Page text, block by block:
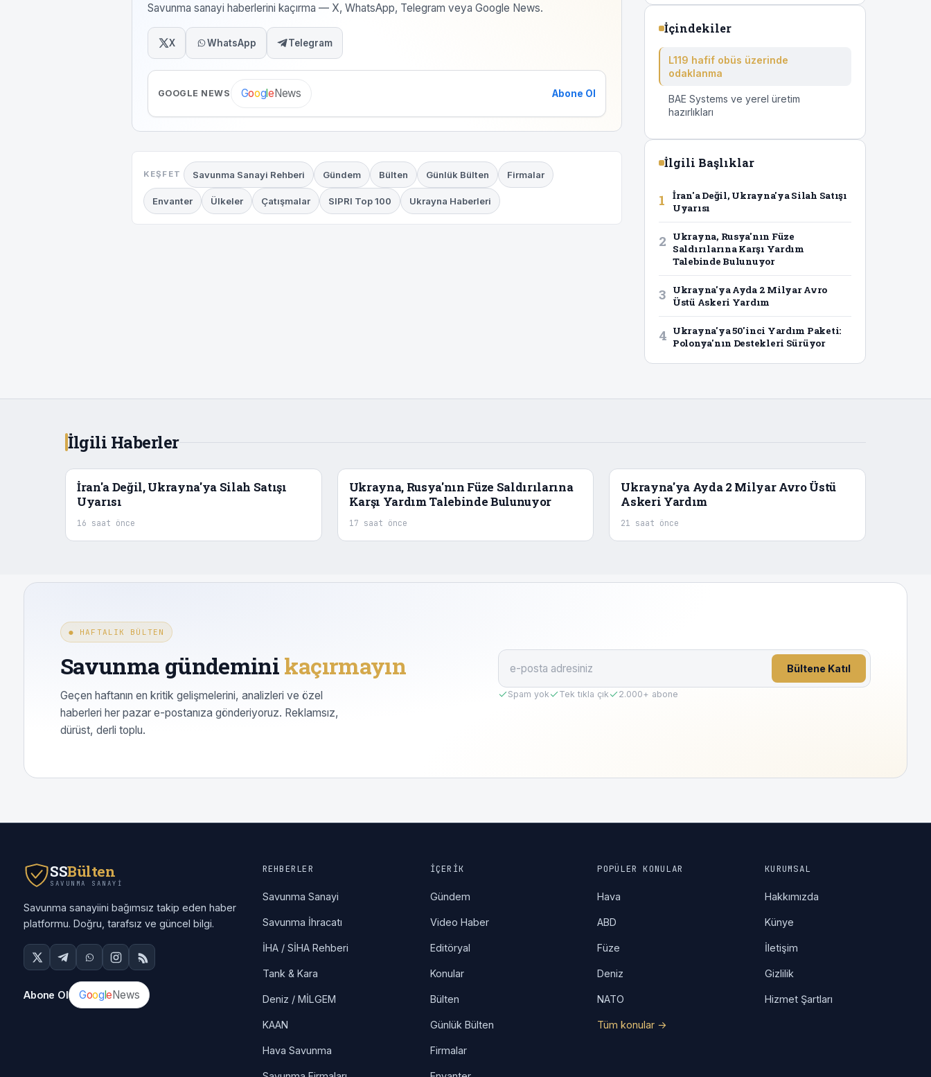
Savunma sanayi haberlerini kaçırma — X, WhatsApp, Telegram veya Google News.
X WhatsApp Telegram
GOOGLE NEWS GoogleNews Abone Ol
KEŞFET Savunma Sanayi Rehberi Gündem Bülten Günlük Bülten Firmalar
Envanter Ülkeler Çatışmalar SIPRI Top 100 Ukrayna Haberleri
İçindekiler
L119 hafif obüs üzerinde
odaklanma
BAE Systems ve yerel üretim
hazırlıkları
İlgili Başlıklar
1
İran'a Değil, Ukrayna'ya Silah Satışı
Uyarısı
2
Ukrayna, Rusya'nın Füze
Saldırılarına Karşı Yardım
Talebinde Bulunuyor
3
Ukrayna'ya Ayda 2 Milyar Avro
Üstü Askeri Yardım
4 Ukrayna'ya 50'inci Yardım Paketi:
Polonya'nın Destekleri Sürüyor
İlgili Haberler
İran'a Değil, Ukrayna'ya Silah Satışı
Uyarısı
16 saat önce
Ukrayna, Rusya'nın Füze Saldırılarına
Karşı Yardım Talebinde Bulunuyor
17 saat önce
Ukrayna'ya Ayda 2 Milyar Avro Üstü
Askeri Yardım
21 saat önce
● HAFTALIK BÜLTEN
Savunma gündeminikaçırmayın
Geçen haftanın en kritik gelişmelerini, analizleri ve özel
haberleri her pazar e-postanıza gönderiyoruz. Reklamsız,
dürüst, derli toplu.
Bültene Katıl
Spam yok Tek tıkla çık 2.000+ abone
SSBülten
SAVUNMA SANAYI
Savunma sanayiini bağımsız takip eden haber
platformu. Doğru, tarafsız ve güncel bilgi.
Abone Ol GoogleNews
REHBERLER
Savunma Sanayi
Savunma İhracatı
İHA / SİHA Rehberi
Tank & Kara
Deniz / MİLGEM
KAAN
Hava Savunma
İÇERIK
Gündem
Video Haber
Editöryal
Konular
Bülten
Günlük Bülten
Firmalar
POPÜLER KONULAR
Hava
ABD
Füze
Deniz
NATO
Tüm konular →
KURUMSAL
Hakkımızda
Künye
İletişim
Gizlilik
Hizmet Şartları